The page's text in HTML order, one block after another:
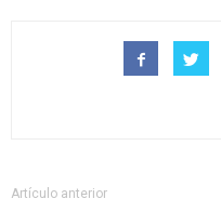
Artículo anterior